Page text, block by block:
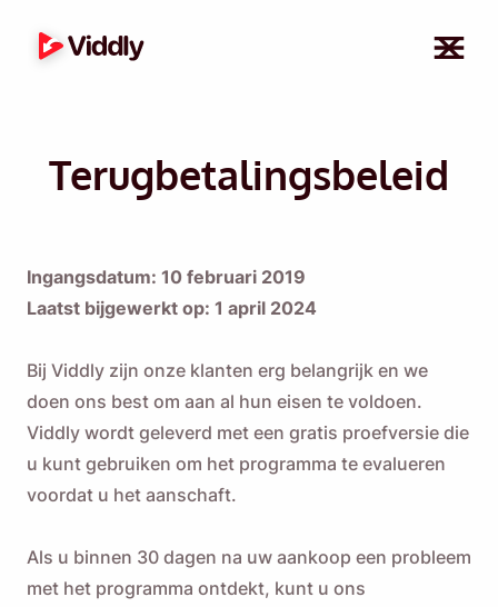
Terugbetalingsbeleid
Ingangsdatum: 10 februari 2019
Laatst bijgewerkt op: 1 april 2024
Bij Viddly zijn onze klanten erg belangrijk en we
doen ons best om aan al hun eisen te voldoen.
Viddly wordt geleverd met een gratis proefversie die
u kunt gebruiken om het programma te evalueren
voordat u het aanschaft.
Als u binnen 30 dagen na uw aankoop een probleem
met het programma ontdekt, kunt u ons